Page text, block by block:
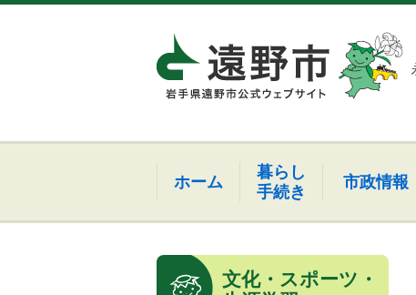
ホーム
暮らし
手続き
市政情報
文化・スポーツ・